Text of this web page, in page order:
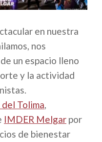
en nuestra
nos
un espacio lleno
y la actividad
Tolima,
IMDER Melgar por
de bienestar